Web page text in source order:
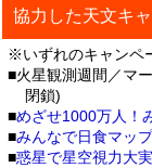
協力した天文キ
※いずれのキャンペ
■火星観測週間／マ
閉鎖)
■めざせ1000万人！
■みんなで日食マッ
■惑星で星空視力大